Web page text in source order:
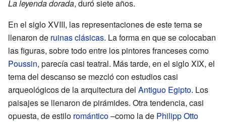
La leyenda dorada, duró siete años.
En el siglo XVIII, las representaciones de este tema se
llenaron de ruinas clásicas. La forma en que se colocaban
las figuras, sobre todo entre los pintores franceses como
Poussin, parecía casi teatral. Más tarde, en el siglo XIX, el
tema del descanso se mezcló con estudios casi
arqueológicos de la arquitectura del Antiguo Egipto. Los
paisajes se llenaron de pirámides. Otra tendencia, casi
opuesta, de estilo romántico–como la de Philipp Otto